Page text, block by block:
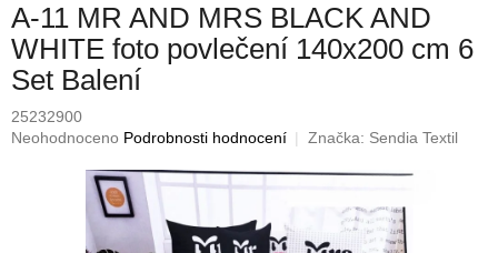
A-11 MR AND MRS BLACK AND
WHITE foto povlečení 140x200 cm 6
Set Balení
25232900
Průměrné
Neohodnoceno Podrobnosti hodnocení Značka: Sendia Textil